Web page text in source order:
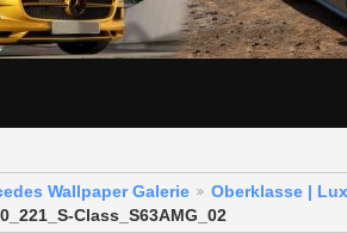
Wallpaper Galerie
Oberklasse |
Class_S63AMG_02